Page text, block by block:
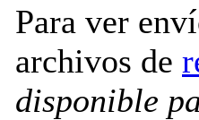
Para ver
archivos de
disponible